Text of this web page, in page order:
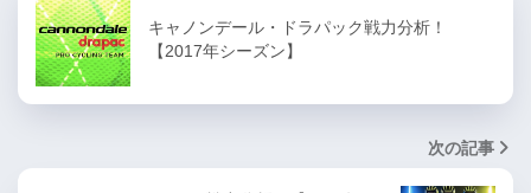
キャノンデール・ドラパック戦力分析！
【2017年シーズン】
次の記事